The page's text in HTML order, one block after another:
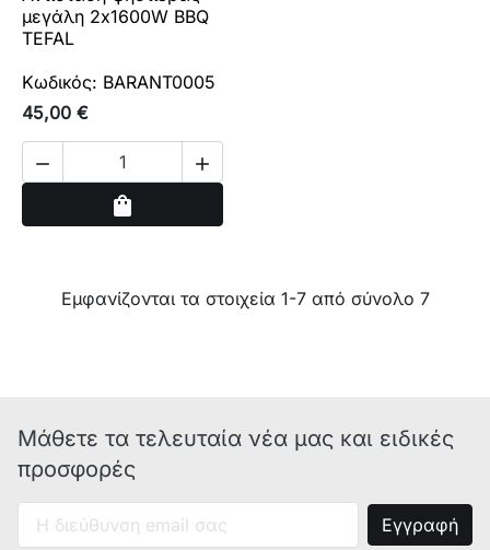
μεγάλη 2x1600W BBQ
TEFAL
Κωδικός: BARANT0005
45,00 €
 
shopping_bag
Εμφανίζονται τα στοιχεία 1-7 από σύνολο 7
Μάθετε τα τελευταία νέα μας και ειδικές
προσφορές